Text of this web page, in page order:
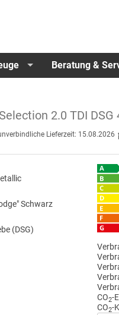
Beratung &
Selection 2.0 TDI
Lieferzeit: 15.08.2026
Schwarz
(DSG)
CO2-
CO2-